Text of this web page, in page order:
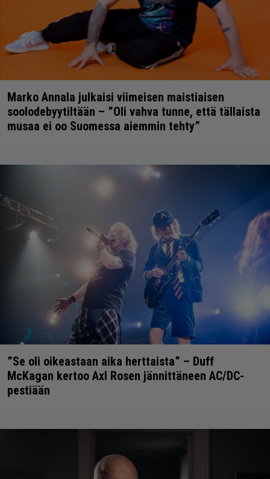
Marko Annala julkaisi viimeisen maistiaisen
soolodebyytiltään – ”Oli vahva tunne, että tällaista
musaa ei oo Suomessa aiemmin tehty”
”Se oli oikeastaan aika herttaista” – Duff
McKagan kertoo Axl Rosen jännittäneen AC/DC-
pestiään